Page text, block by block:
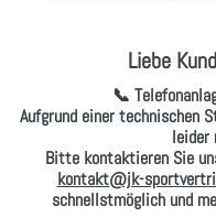
Liebe
📞
Aufgrund einer technischen
leider
Bitte kontaktieren Sie
kontakt@jk-
schnellstmöglich und